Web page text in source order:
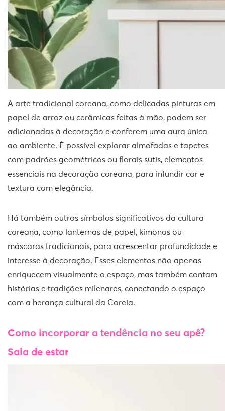
A arte tradicional coreana, como delicadas pinturas em
papel de arroz ou cerâmicas feitas à mão, podem ser
adicionadas à decoração e conferem uma aura única
ao ambiente. É possível explorar almofadas e tapetes
com padrões geométricos ou florais sutis, elementos
essenciais na decoração coreana, para infundir cor e
textura com elegância.
Há também outros símbolos significativos da cultura
coreana, como lanternas de papel, kimonos ou
máscaras tradicionais, para acrescentar profundidade e
interesse à decoração. Esses elementos não apenas
enriquecem visualmente o espaço, mas também contam
histórias e tradições milenares, conectando o espaço
com a herança cultural da Coreia.
Como incorporar a tendência no seu apê?
Sala de estar